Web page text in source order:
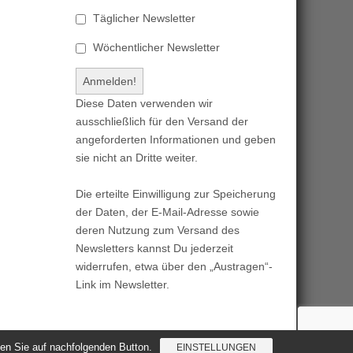
Täglicher Newsletter
Wöchentlicher Newsletter
Diese Daten verwenden wir
ausschließlich für den Versand der
angeforderten Informationen und geben
sie nicht an Dritte weiter.
Die erteilte Einwilligung zur Speicherung
der Daten, der E-Mail-Adresse sowie
deren Nutzung zum Versand des
Newsletters kannst Du jederzeit
widerrufen, etwa über den „Austragen“-
Link im Newsletter.
Sie auf nachfolgenden Button. EINSTELLUNGEN